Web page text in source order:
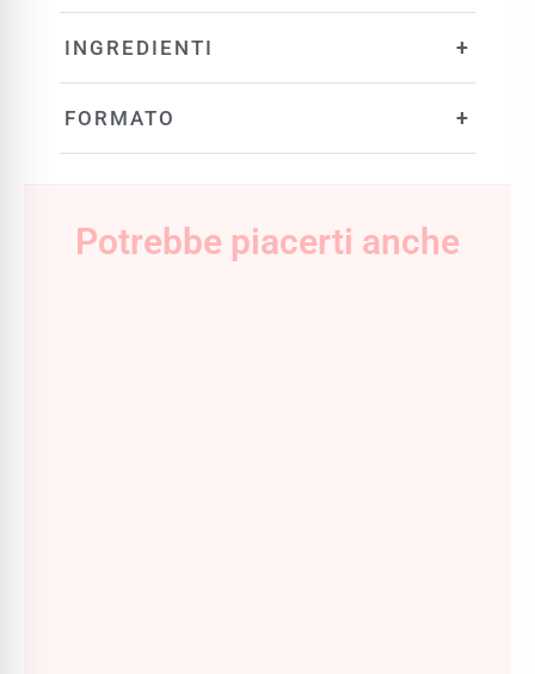
INGREDIENTI +
FORMATO +
Potrebbe piacerti anche